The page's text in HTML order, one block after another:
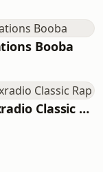
Booba
Hotmixradio Classic Rap